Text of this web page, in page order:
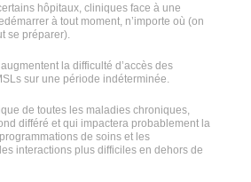
hôpitaux, cliniques face à une
à tout moment, n’importe où (on
se préparer).
la difficulté d’accès des
sur une période indéterminée.
de toutes les maladies chroniques,
différé et qui impactera probablement la
de soins et les
interactions plus difficiles en dehors de